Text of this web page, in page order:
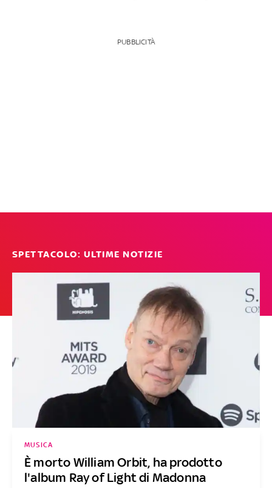
PUBBLICITÀ
SPETTACOLO: ULTIME NOTIZIE
È morto William Orbit, ha prodotto
l'album Ray of Light di Madonna
MUSICA